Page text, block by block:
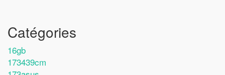
Catégories
16gb
173439cm